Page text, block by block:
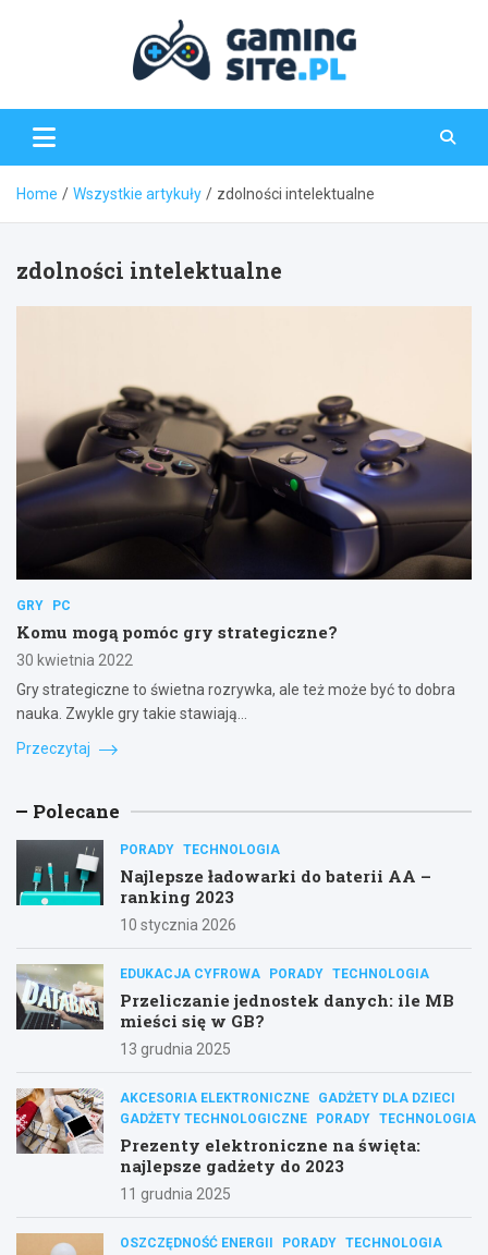
Gaming-Site.pl
Home Wszystkie artykuły zdolności intelektualne
zdolności intelektualne
GRY PC
Komu mogą pomóc gry strategiczne?
30 kwietnia 2022
Gry strategiczne to świetna rozrywka, ale też może być to dobra
nauka. Zwykle gry takie stawiają…
Przeczytaj
Polecane
PORADY TECHNOLOGIA
Najlepsze ładowarki do baterii AA –
ranking 2023
10 stycznia 2026
EDUKACJA CYFROWA PORADY TECHNOLOGIA
Przeliczanie jednostek danych: ile MB
mieści się w GB?
13 grudnia 2025
AKCESORIA ELEKTRONICZNE
GADŻETY DLA DZIECI
GADŻETY TECHNOLOGICZNE
PORADY TECHNOLOGIA
Prezenty elektroniczne na święta:
najlepsze gadżety do 2023
11 grudnia 2025
OSZCZĘDNOŚĆ ENERGII PORADY TECHNOLOGIA